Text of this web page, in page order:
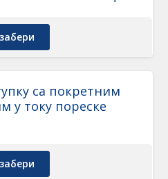
са покретним
у току пореске